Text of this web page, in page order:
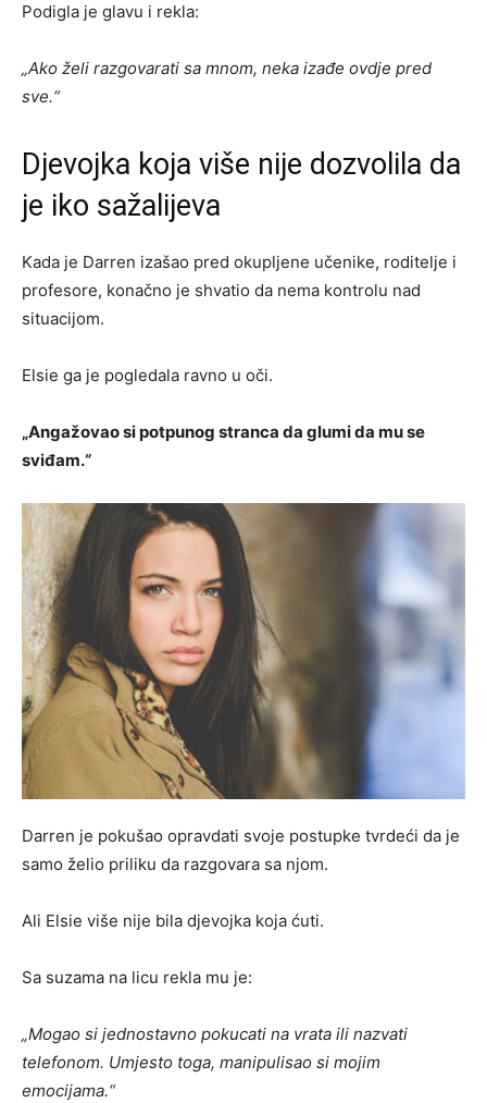
Podigla je glavu i rekla:
„Ako želi razgovarati sa mnom, neka izađe ovdje pred
sve.“
Djevojka koja više nije dozvolila da
je iko sažalijeva
Kada je Darren izašao pred okupljene učenike, roditelje i
profesore, konačno je shvatio da nema kontrolu nad
situacijom.
Elsie ga je pogledala ravno u oči.
„Angažovao si potpunog stranca da glumi da mu se
sviđam.“
Darren je pokušao opravdati svoje postupke tvrdeći da je
samo želio priliku da razgovara sa njom.
Ali Elsie više nije bila djevojka koja ćuti.
Sa suzama na licu rekla mu je:
„Mogao si jednostavno pokucati na vrata ili nazvati
telefonom. Umjesto toga, manipulisao si mojim
emocijama.“